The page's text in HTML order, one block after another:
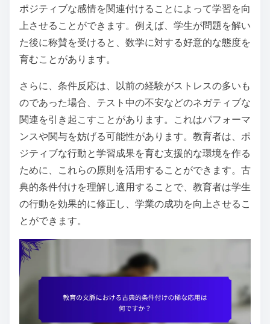
ポジティブな感情を関連付けることによって学習を向
上させることができます。例えば、学生が問題を解い
た後に称賛を受けると、数学に対する好意的な態度を
育むことがあります。
さらに、条件反応は、以前の経験がストレスの多いも
のであった場合、テスト中の不安などのネガティブな
関連を引き起こすことがあります。これはパフォーマ
ンスや関与を妨げる可能性があります。教育者は、ポ
ジティブな行動と学習成果を育む支援的な環境を作る
ために、これらの原則を活用することができます。古
典的条件付けを理解し適用することで、教育者は学生
の行動を効果的に修正し、学業の成功を向上させるこ
とができます。